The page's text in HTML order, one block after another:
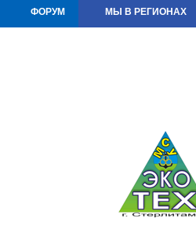
ФОРУМ МЫ В РЕГИОНАХ